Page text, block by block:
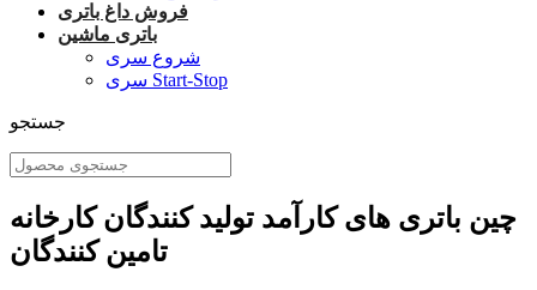
فروش داغ باتری
باتری ماشین
شروع سری
سری Start-Stop
جستجو
چین باتری های کارآمد تولید کنندگان کارخانه
تامین کنندگان